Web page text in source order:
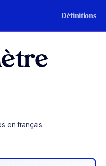
Définitions
en français